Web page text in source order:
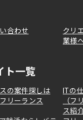
合わせ
クリ
業様
ト一覧
の案件探しは
リーランス
ITの
（フ
ス紹